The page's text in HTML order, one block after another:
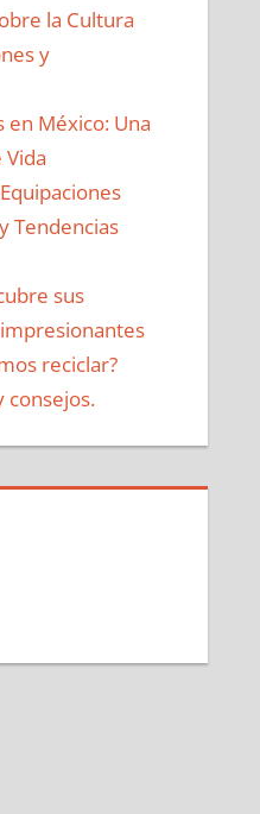
la Cultura
y
en México: Una
Tendencias
sus
reciclar?
consejos.